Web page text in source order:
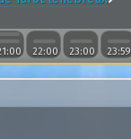
22:00 23:00 23:59